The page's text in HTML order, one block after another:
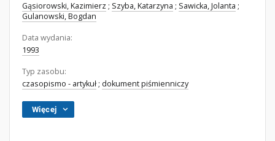
Gąsiorowski, Kazimierz ; Szyba, Katarzyna ; Sawicka, Jolanta ;
Gulanowski, Bogdan
Data wydania:
1993
Typ zasobu:
czasopismo - artykuł ; dokument piśmienniczy
Więcej